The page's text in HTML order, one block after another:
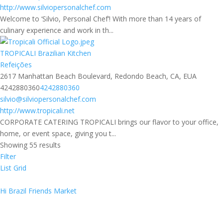
http://www.silviopersonalchef.com
Welcome to ‘Silvio, Personal Chef’! With more than 14 years of
culinary experience and work in th...
TROPICALI Brazilian Kitchen
Refeições
2617 Manhattan Beach Boulevard, Redondo Beach, CA, EUA
42428803604242880360
silvio@silviopersonalchef.com
http://www.tropicali.net
CORPORATE CATERING TROPICALI brings our flavor to your office,
home, or event space, giving you t...
Showing 55 results
Filter
List Grid
Hi Brazil Friends Market